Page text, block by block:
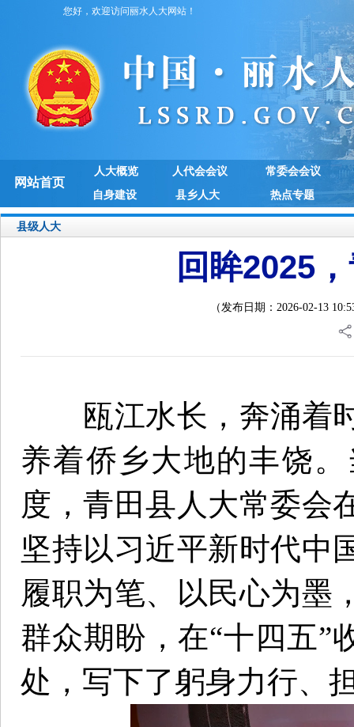
您好，欢迎访问丽水人大网站！
网站首页
人大概览 人代会会议
常委会会议
自身建设
县乡人大 热点专题
县级人大
回眸2025
（发布日期：2026-02-13
瓯江水长，奔涌着时
养着侨乡大地的丰饶
度，青田县人大常委会
坚持以习近平新时代中
履职为笔、以民心为墨
群众期盼，在“十四五”
处，写下了躬身力行、